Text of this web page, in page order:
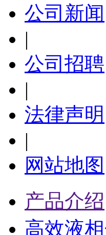
公司新闻
|
公司招聘
|
法律声明
|
网站地图
产品介绍
高效液